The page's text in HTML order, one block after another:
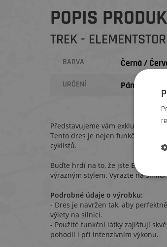
POPIS
TREK -
BARVA Černá /
URČENÍ Pánské
Představujeme vám exkluzivní
Tento dres je nejen funkční, ale
cyklistů.
Buďte hrdí na to, že jste Elemenťák
výrazným stylem. Vyrazte na
Podrobné údaje o výrobku:
- Dres je navržen tak, aby
výlety na silnici.
- Použité funkční látky zajišťují
pohodlí i při intenzivním výkonu.